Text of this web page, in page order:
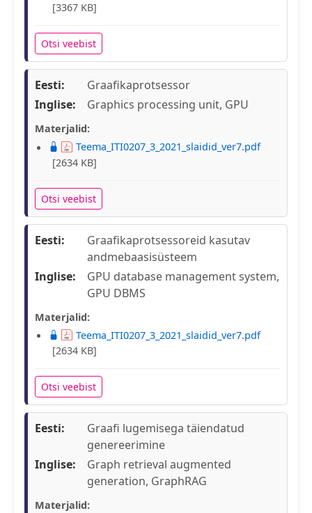
[3367 KB]
Otsi veebist
Eesti:
Graafikaprotsessor
Inglise:
Graphics processing unit, GPU
Materjalid:
Teema_ITI0207_3_2021_slaidid_ver7.pdf
[2634 KB]
Otsi veebist
Eesti:
Graafikaprotsessoreid kasutav
andmebaasisüsteem
Inglise:
GPU database management system,
GPU DBMS
Materjalid:
Teema_ITI0207_3_2021_slaidid_ver7.pdf
[2634 KB]
Otsi veebist
Eesti:
Graafi lugemisega täiendatud
genereerimine
Inglise:
Graph retrieval augmented
generation, GraphRAG
Materjalid: